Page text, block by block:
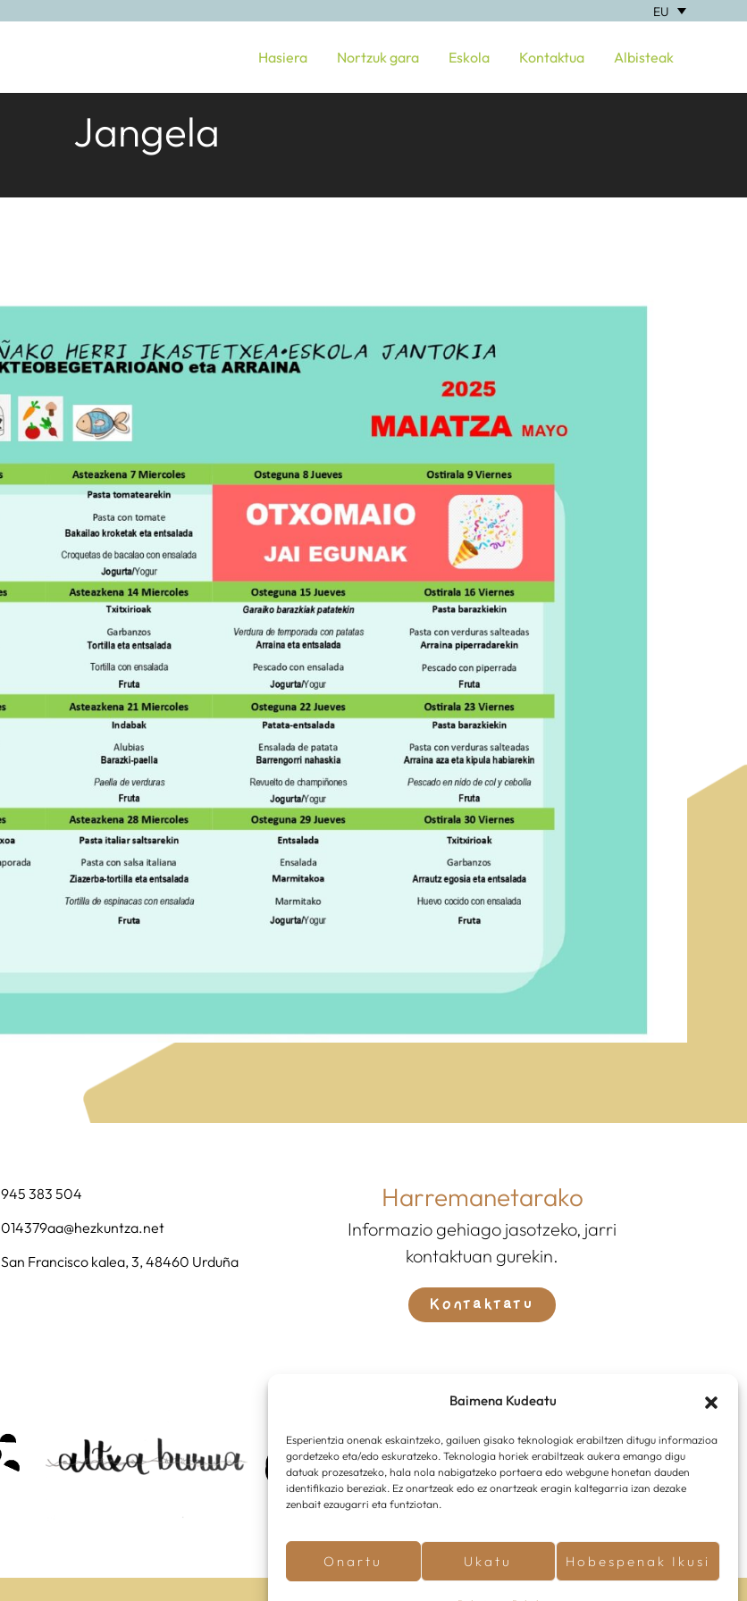
Baimena Kudeatu
Esperientzia onenak eskaintzeko, gailuen gisako teknologiak erabiltzen ditugu informazioa
gordetzeko eta/edo eskuratzeko. Teknologia horiek erabiltzeak aukera emango digu
datuak prozesatzeko, hala nola nabigatzeko portaera edo webgune honetan dauden
identifikazio bereziak. Ez onartzeak edo ez onartzeak eragin kaltegarria izan dezake
zenbait ezaugarri eta funtziotan.
Onartu Ukatu Hobespenak Ikusi
EU
Hasiera Nortzuk gara Eskola Kontaktua Albisteak
Jangela
945 383 504
014379aa@hezkuntza.net
San Francisco kalea, 3, 48460 Urduña
Harremanetarako
Informazio gehiago jasotzeko, jarri
kontaktuan gurekin.
Kontaktatu